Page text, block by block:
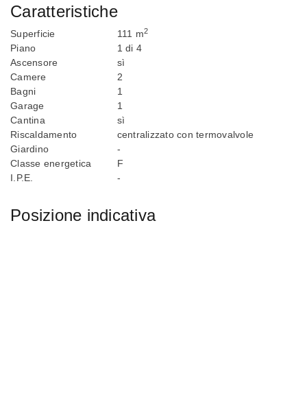
Caratteristiche
Superficie 111 m2
Piano
1 di 4
Ascensore
sì
Camere
2
Bagni
1
Garage
1
Cantina
sì
Riscaldamento
centralizzato con termovalvole
Giardino
-
Classe energetica
F
I.P.E.
-
Posizione indicativa